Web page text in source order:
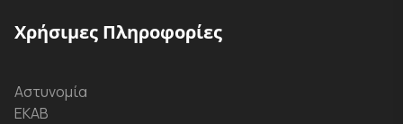
Χρήσιμες Πληροφορίες
Αστυνομία
ΕΚΑΒ